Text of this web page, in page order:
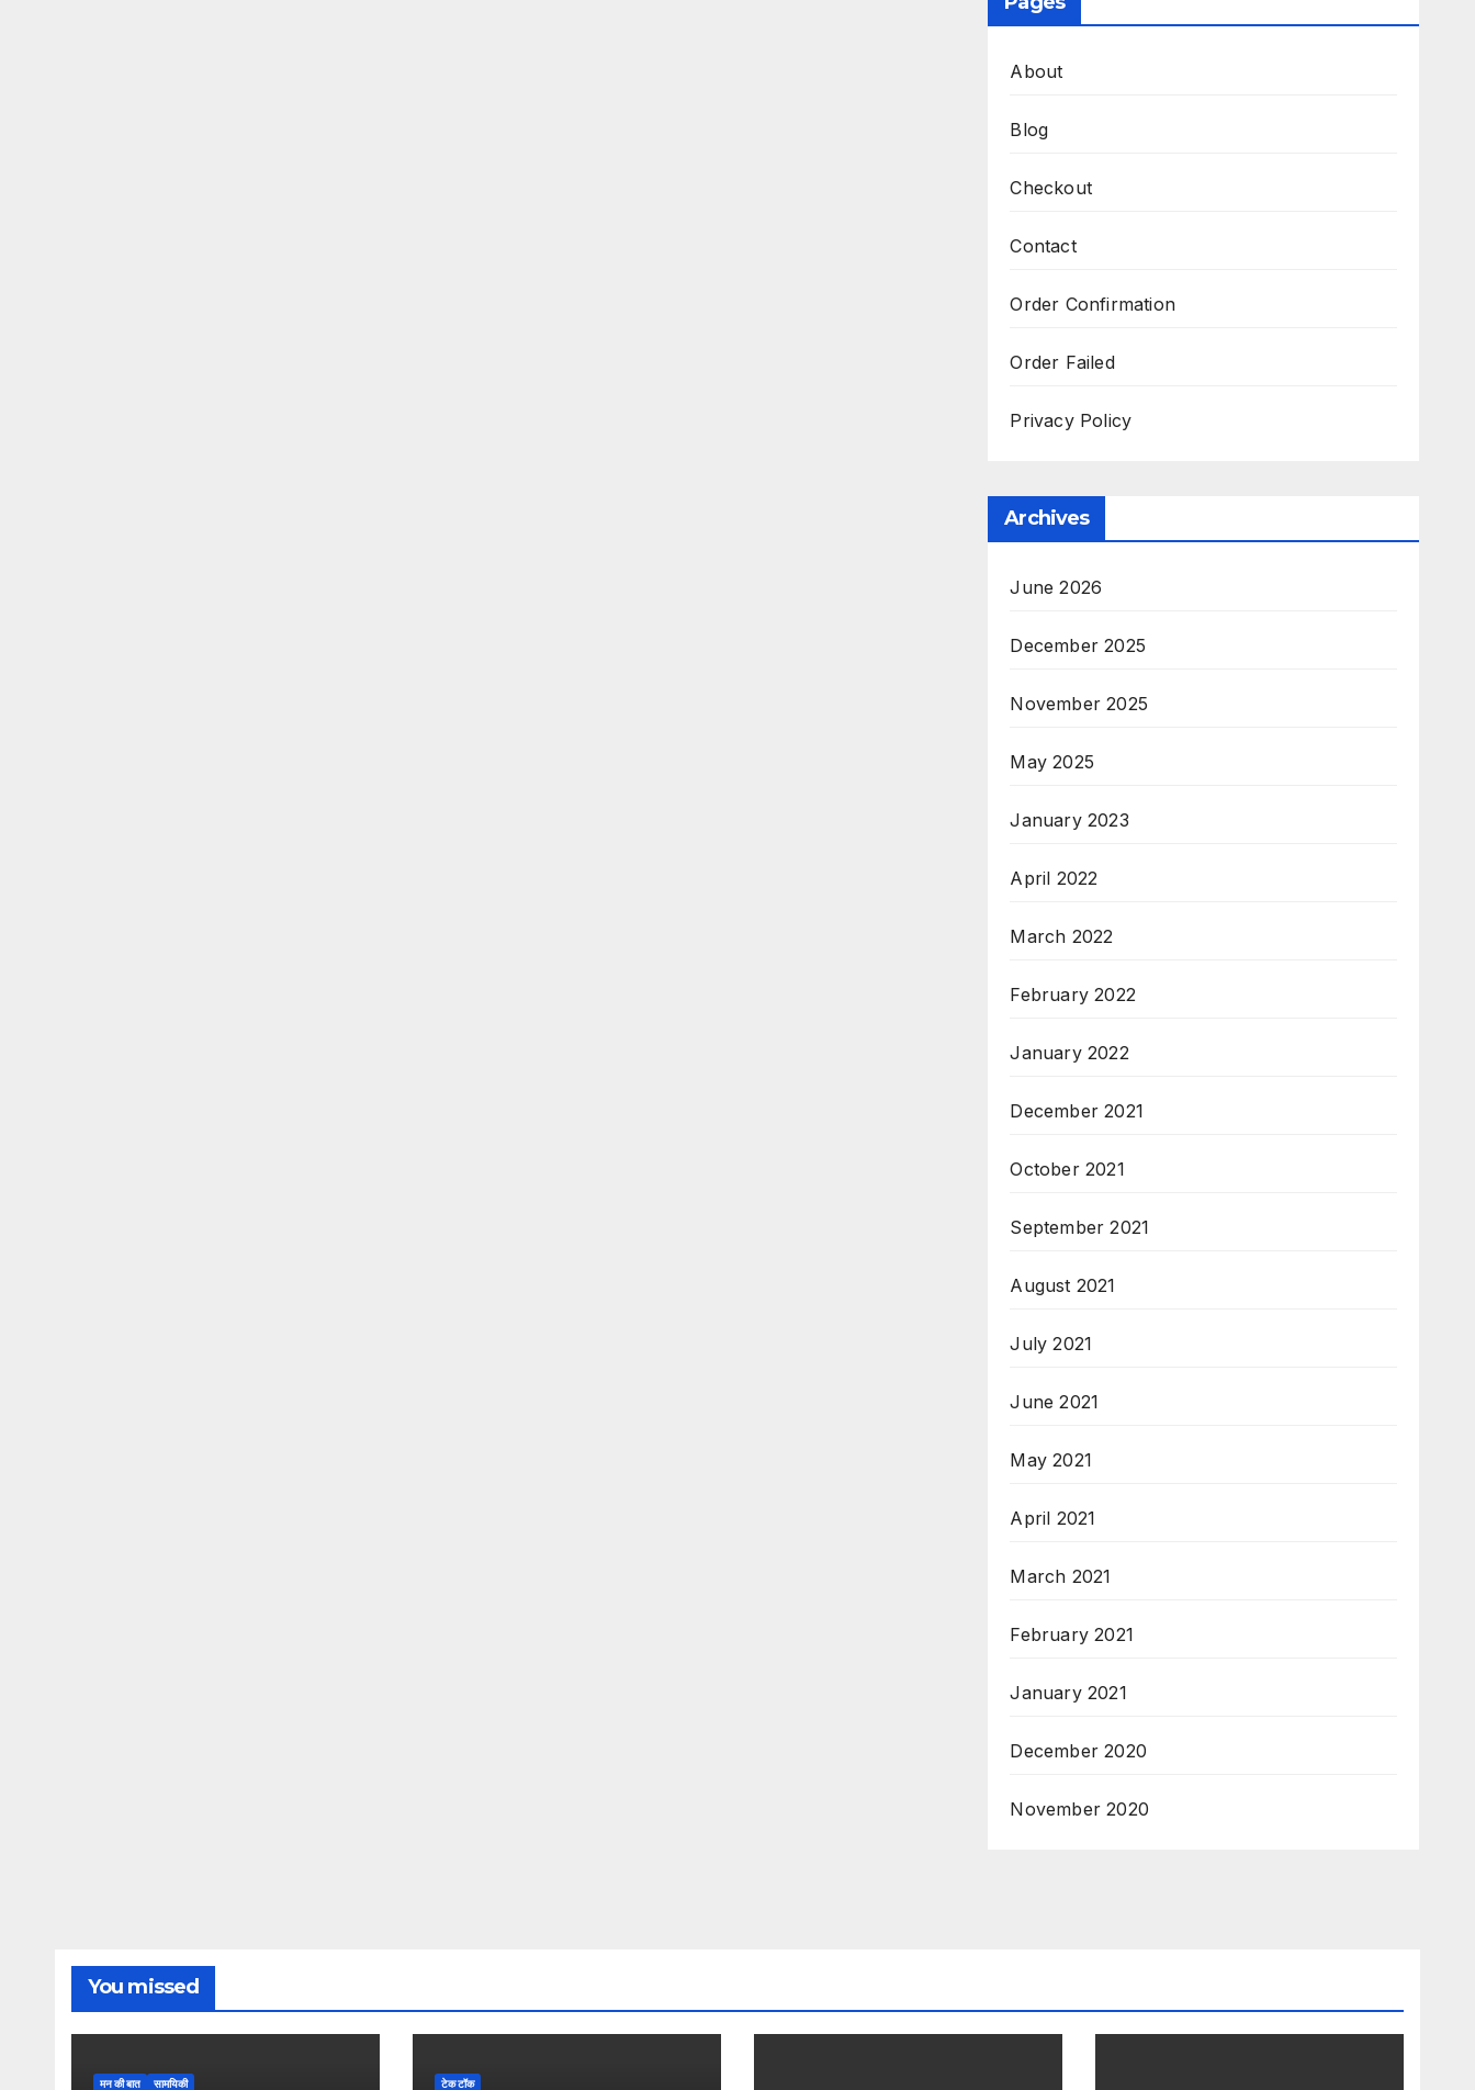
About
Blog
Checkout
Contact
Order Confirmation
Order Failed
Privacy Policy
Archives
June 2026
December 2025
November 2025
May 2025
January 2023
April 2022
March 2022
February 2022
January 2022
December 2021
October 2021
September 2021
August 2021
July 2021
June 2021
May 2021
April 2021
March 2021
February 2021
January 2021
December 2020
November 2020
You missed
मन की बात सामयिकी टेक टॉक